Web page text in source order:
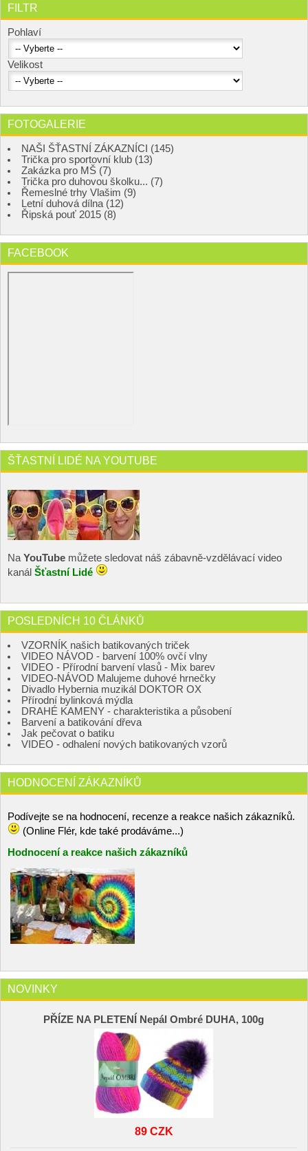
FILTR
Pohlaví
Velikost
FOTOGALERIE
NAŠI ŠŤASTNÍ ZÁKAZNÍCI (145)
Trička pro sportovní klub (13)
Zakázka pro MŠ (7)
Trička pro duhovou školku... (7)
Řemeslné trhy Vlašim (9)
Letní duhová dílna (12)
Řipská pouť 2015 (8)
FACEBOOK
ŠŤASTNÍ LIDÉ NA YOUTUBE
Na YouTube můžete sledovat náš zábavně-vzdělávací video
kanál Šťastní Lidé
POSLEDNÍCH 10 ČLÁNKŮ
VZORNÍK našich batikovaných triček
VIDEO NÁVOD - barvení 100% ovčí vlny
VIDEO - Přírodní barvení vlasů - Mix barev
VIDEO-NÁVOD Malujeme duhové hrnečky
Divadlo Hybernia muzikál DOKTOR OX
Přírodní bylinková mýdla
DRAHÉ KAMENY - charakteristika a působení
Barvení a batikování dřeva
Jak pečovat o batiku
VIDEO - odhalení nových batikovaných vzorů
HODNOCENÍ ZÁKAZNÍKŮ
Podívejte se na hodnocení, recenze a reakce našich zákazníků.
(Online Flér, kde také prodáváme...)
Hodnocení a reakce našich zákazníků
NOVINKY
PŘÍZE NA PLETENÍ Nepál Ombré DUHA, 100g
89 CZK